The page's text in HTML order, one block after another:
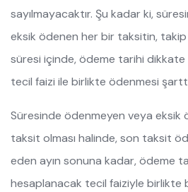
sayılmayacaktır. Şu kadar ki,
eksik ödenen her bir taksitin,
süresi içinde, ödeme tarihi dikkate
tecil faizi ile birlikte ödenmesi
Süresinde ödenmeyen veya eksik
taksit olması halinde, son taksit
eden ayın sonuna kadar, ödeme
hesaplanacak tecil faiziyle birlikte